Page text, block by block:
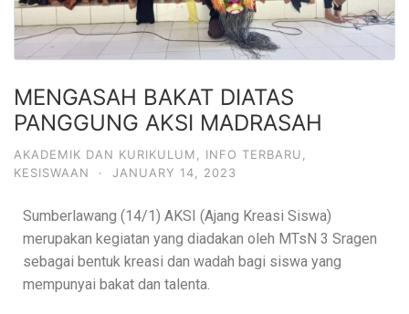
MENGASAH BAKAT DIATAS
PANGGUNG AKSI MADRASAH
AKADEMIK DAN KURIKULUM INFO TERBARU
KESISWAAN
· JANUARY 14, 2023
Sumberlawang (14/1) AKSI (Ajang Kreasi Siswa)
merupakan kegiatan yang diadakan oleh MTsN 3 Sragen
sebagai bentuk kreasi dan wadah bagi siswa yang
mempunyai bakat dan talenta.